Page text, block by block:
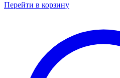
Перейти в корзину